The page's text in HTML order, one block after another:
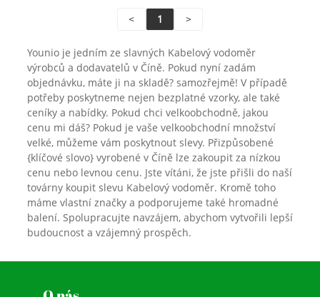
< 1 >
Younio je jedním ze slavných Kabelový vodoměr
výrobců a dodavatelů v Číně. Pokud nyní zadám
objednávku, máte ji na skladě? samozřejmě! V případě
potřeby poskytneme nejen bezplatné vzorky, ale také
ceníky a nabídky. Pokud chci velkoobchodně, jakou
cenu mi dáš? Pokud je vaše velkoobchodní množství
velké, můžeme vám poskytnout slevy. Přizpůsobené
{klíčové slovo} vyrobené v Číně lze zakoupit za nízkou
cenu nebo levnou cenu. Jste vítáni, že jste přišli do naší
továrny koupit slevu Kabelový vodoměr. Kromě toho
máme vlastní značky a podporujeme také hromadné
balení. Spolupracujte navzájem, abychom vytvořili lepší
budoucnost a vzájemný prospěch.